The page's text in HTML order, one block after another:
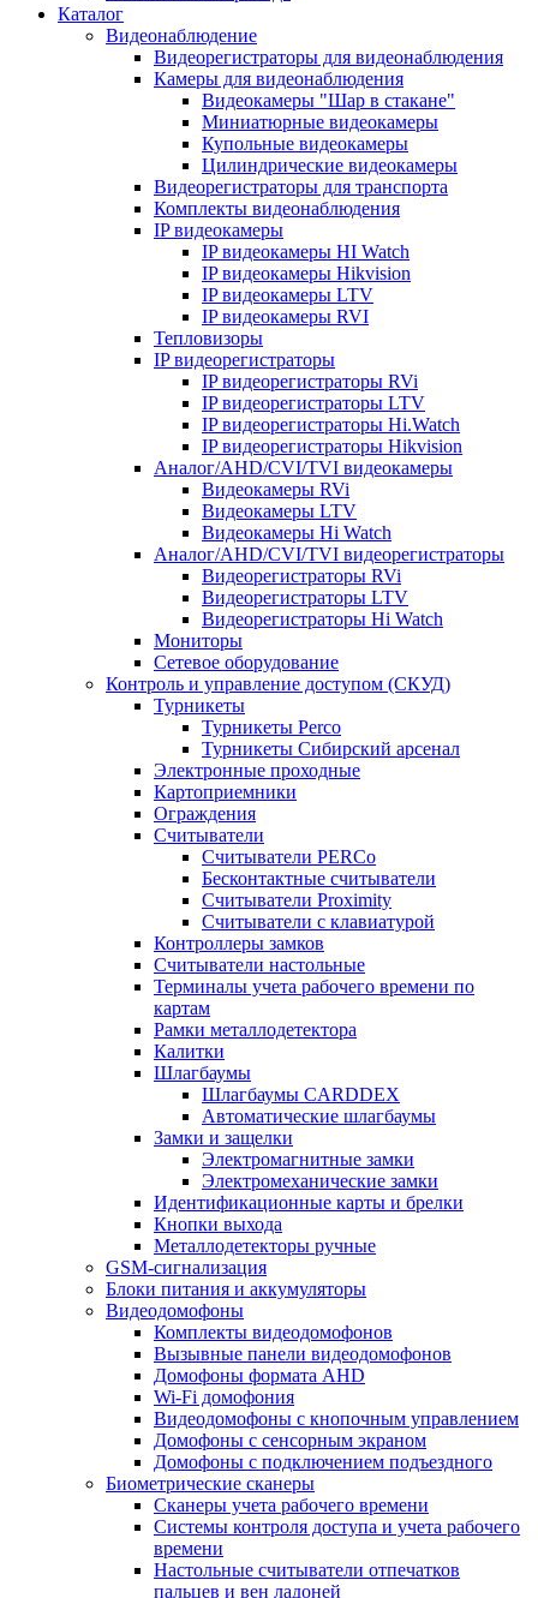
Каталог
Видеонаблюдение
Видеорегистраторы для видеонаблюдения
Камеры для видеонаблюдения
Видеокамеры "Шар в стакане"
Миниатюрные видеокамеры
Купольные видеокамеры
Цилиндрические видеокамеры
Видеорегистраторы для транспорта
Комплекты видеонаблюдения
IP видеокамеры
IP видеокамеры HI Watch
IP видеокамеры Hikvision
IP видеокамеры LTV
IP видеокамеры RVI
Тепловизоры
IP видеорегистраторы
IP видеорегистраторы RVi
IP видеорегистраторы LTV
IP видеорегистраторы Hi.Watch
IP видеорегистраторы Hikvision
Аналог/AHD/CVI/TVI видеокамеры
Видеокамеры RVi
Видеокамеры LTV
Видеокамеры Hi Watch
Аналог/AHD/CVI/TVI видеорегистраторы
Видеорегистраторы RVi
Видеорегистраторы LTV
Видеорегистраторы Hi Watch
Мониторы
Сетевое оборудование
Контроль и управление доступом (СКУД)
Турникеты
Турникеты Perco
Турникеты Сибирский арсенал
Электронные проходные
Картоприемники
Ограждения
Считыватели
Считыватели PERCo
Бесконтактные считыватели
Считыватели Proximity
Считыватели с клавиатурой
Контроллеры замков
Считыватели настольные
Терминалы учета рабочего времени по
картам
Рамки металлодетектора
Калитки
Шлагбаумы
Шлагбаумы CARDDEX
Автоматические шлагбаумы
Замки и защелки
Электромагнитные замки
Электромеханические замки
Идентификационные карты и брелки
Кнопки выхода
Металлодетекторы ручные
GSM-сигнализация
Блоки питания и аккумуляторы
Видеодомофоны
Комплекты видеодомофонов
Вызывные панели видеодомофонов
Домофоны формата AHD
Wi-Fi домофония
Видеодомофоны с кнопочным управлением
Домофоны с сенсорным экраном
Домофоны с подключением подъездного
Биометрические сканеры
Сканеры учета рабочего времени
Системы контроля доступа и учета рабочего
времени
Настольные считыватели отпечатков
пальцев и вен ладоней